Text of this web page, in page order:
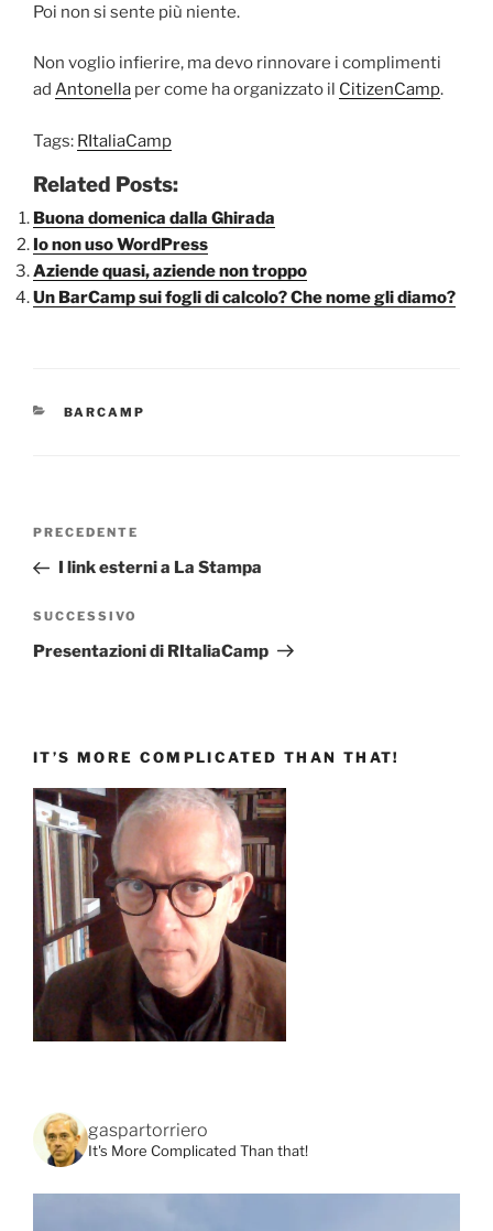
Poi non si sente più niente.
Non voglio infierire, ma devo rinnovare i complimenti
ad Antonella per come ha organizzato il CitizenCamp.
Tags: RItaliaCamp
Related Posts:
Buona domenica dalla Ghirada
Io non uso WordPress
Aziende quasi, aziende non troppo
Un BarCamp sui fogli di calcolo? Che nome gli diamo?
CATEGORIE
BARCAMP
Navigazione
Articolo
precedente:
PRECEDENTE
I link esterni a La Stampa
Articolo
successivo
SUCCESSIVO
Presentazioni di RItaliaCamp
IT’S MORE COMPLICATED THAN THAT!
gaspartorriero
It's More Complicated Than that!